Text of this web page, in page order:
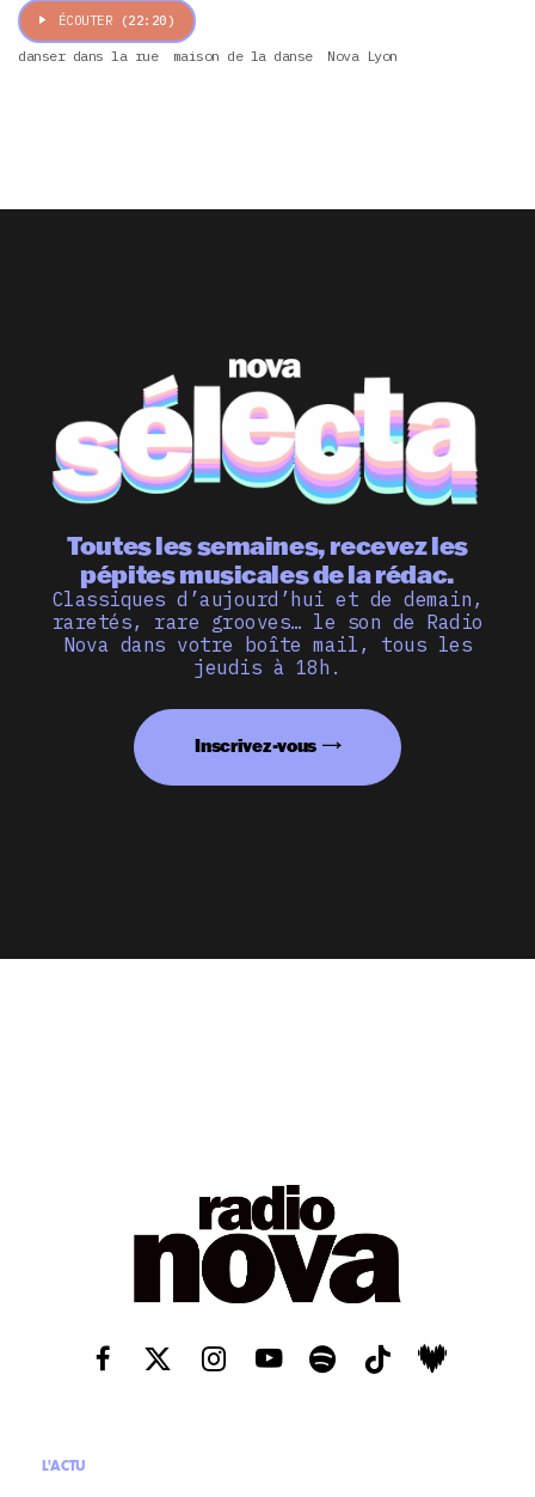
ÉCOUTER (22:20)
danser dans la rue maison de la danse Nova Lyon
Toutes les semaines, recevez les
pépites musicales de la rédac.
Classiques d’aujourd’hui et de demain,
raretés, rare grooves… le son de Radio
Nova dans votre boîte mail, tous les
jeudis à 18h.
Inscrivez-vous
L'ACTU